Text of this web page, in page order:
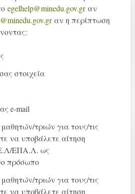
egelhelp@minedu.gov.grαν
αν η περίπτωση
στοιχεία
e-mail
τριών για τους/τις
να υποβάλετε αίτηση
ΕΠΑ.Λ. ως
πρόσωπο
τριών για τους/τις
να υποβάλετε αίτηση